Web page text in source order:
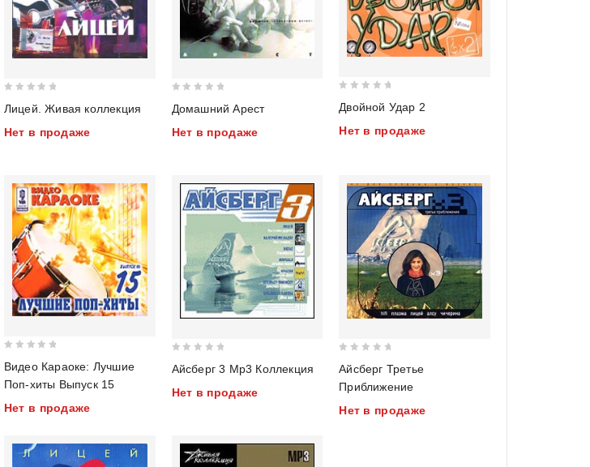
of
Лицей. Живая коллекция
Нет в продаже
out
of
Домашний Арест
Нет в продаже
out
of
Двойной Удар 2
Нет в продаже
out
of
5
Видео Караоке: Лучшие
Поп-хиты Выпуск 15
Нет в продаже
of
Айсберг 3 Mp3 Коллекция
Нет в продаже
of
5
Айсберг Третье
Приближение
Нет в продаже